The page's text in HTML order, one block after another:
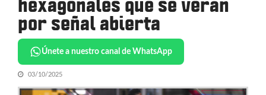
hexagonales que se verán
por señal abierta
Únete a nuestro canal de WhatsApp
03/10/2025